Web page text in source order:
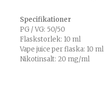
Specifikationer
PG / VG: 50/50
Flaskstorlek: 10 ml
Vape juice per flaska: 10 ml
Nikotinsalt: 20 mg/ml